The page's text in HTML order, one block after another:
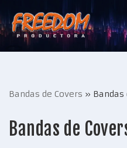
Saltar
Bandas de Covers » Bandas
Bandas de